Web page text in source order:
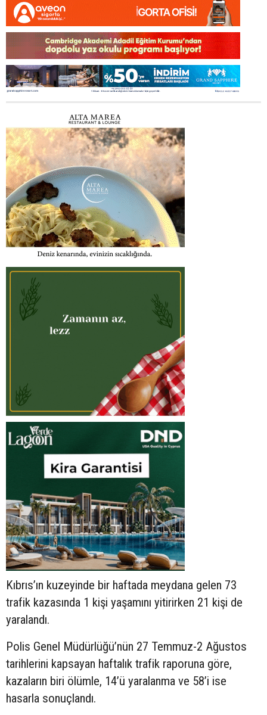
Kıbrıs’ın kuzeyinde bir haftada meydana gelen 73
trafik kazasında 1 kişi yaşamını yitirirken 21 kişi de
yaralandı.
Polis Genel Müdürlüğü’nün 27 Temmuz-2 Ağustos
tarihlerini kapsayan haftalık trafik raporuna göre,
kazaların biri ölümle, 14’ü yaralanma ve 58’i ise
hasarla sonuçlandı.